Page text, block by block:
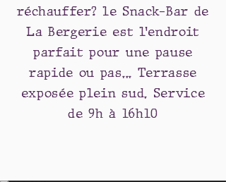
réchauffer? le Snack-Bar de
La Bergerie est l’endroit
parfait pour une pause
rapide ou pas... Terrasse
exposée plein sud. Service
de 9h à 16h10